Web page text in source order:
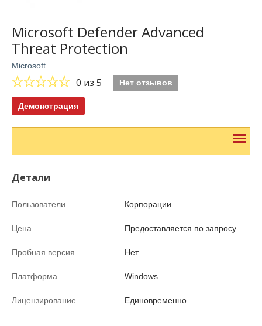
Microsoft Defender Advanced
Threat Protection
Microsoft
0 из 5 Нет отзывов
Демонстрация
Детали
Пользователи Корпорации
Цена Предоставляется по запросу
Пробная версия Нет
Платформа Windows
Лицензирование Единовременно